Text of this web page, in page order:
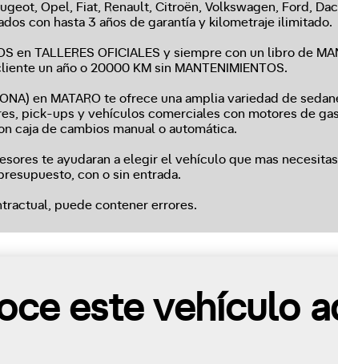
Opel, Fiat, Renault, Citroën, Volkswagen, Ford,
con hasta 3 años de garantía y kilometraje ilimitado.
en TALLERES OFICIALES y siempre con un libro de
un año o 20000 KM sin MANTENIMIENTOS.
en MATARO te ofrece una amplia variedad de
pick-ups y vehículos comerciales con motores de
caja de cambios manual o automática.
te ayudaran a elegir el vehículo que mas
con o sin entrada.
puede contener errores.
este vehículo